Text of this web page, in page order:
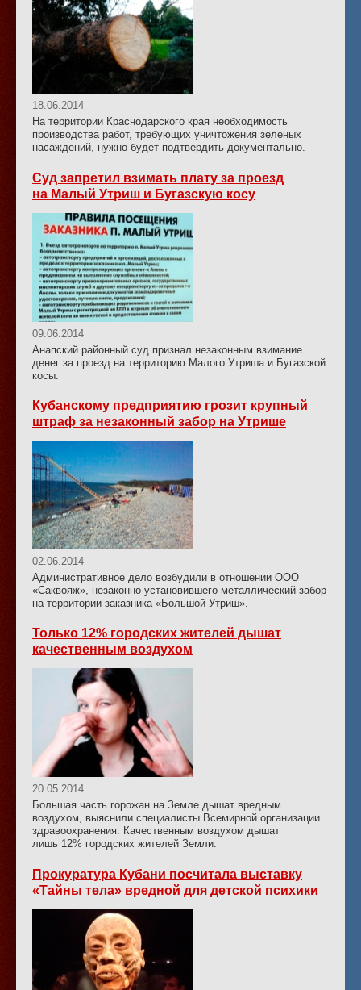
18.06.2014
На территории Краснодарского края необходимость
производства работ, требующих уничтожения зеленых
насаждений, нужно будет подтвердить документально.
Суд запретил взимать плату за проезд
на Малый Утриш и Бугазскую косу
09.06.2014
Анапский районный суд признал незаконным взимание
денег за проезд на территорию Малого Утриша и Бугазской
косы.
Кубанскому предприятию грозит крупный
штраф за незаконный забор на Утрише
02.06.2014
Административное дело возбудили в отношении ООО
«Саквояж», незаконно установившего металлический забор
на территории заказника «Большой Утриш».
Только 12% городских жителей дышат
качественным воздухом
20.05.2014
Большая часть горожан на Земле дышат вредным
воздухом, выяснили специалисты Всемирной организации
здравоохранения. Качественным воздухом дышат
лишь 12% городских жителей Земли.
Прокуратура Кубани посчитала выставку
«Тайны тела» вредной для детской психики